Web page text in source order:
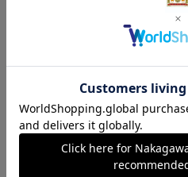
気になるレビューを表示
直火 これ一つ お気に入り